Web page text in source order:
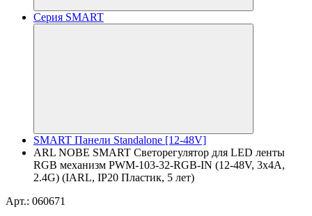
Серия SMART
SMART Панели Standalone [12-48V]
ARL NOBE SMART Светорегулятор для LED ленты
RGB механизм PWM-103-32-RGB-IN (12-48V, 3x4A,
2.4G) (IARL, IP20 Пластик, 5 лет)
Арт.: 060671